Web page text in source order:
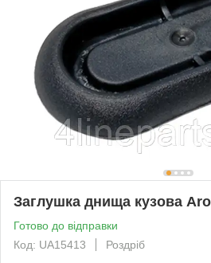
Заглушка днища кузова
Готово до відправки
Код: UA15413
Роздріб